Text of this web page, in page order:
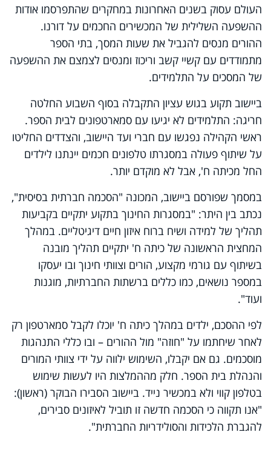
העולם עסוק בשנים האחרונות במחקרים שהתפרסמו אודות
ההשפעה השלילית של המכשירים החכמים על דורנו.
ההורים מנסים להגביל את שעות המסך, בתי הספר
מתמודדים עם קשיי קשב וריכוז ומנסים לצמצם את ההשפעה
של המסכים על התלמידים.
ביישוב תקוע בגוש עציון התקבלה בסוף השבוע החלטה
חריגה: התלמידים לא יגיעו עם סמארטפונים לבית הספר.
ראשי הקהילה נפגשו עם חברי ועד היישוב, והצדדים החליטו
על שיתוף פעולה במסגרתו טלפונים חכמים יינתנו לילדים
החל מכיתה ח', אבל לא מוקדם יותר.
במסמך שפורסם ביישוב, המכונה "הסכמה חברתית בסיסית",
נכתב בין היתר: "במסגרות החינוך בתקוע יתקיים בקביעות
תהליך של למידה ושיח ברוח איזון חיים דיגיטליים. במהלך
המחצית הראשונה של כיתה ח' יתקיים תהליך מובנה
בשיתוף עם גורמי מקצוע, הורים וצוותי חינוך ובו יעסקו
במספר נושאים, כמו כללים ברשתות החברתיות, מוגנות
ועוד".
לפי ההסכם, ילדים במהלך כיתה ח' יוכלו לקבל סמארטפון רק
לאחר שיחתמו על "חוזה" מול ההורים – ובו כללי התנהגות
מוסכמים. גם אם יקבלו, השימוש ילווה על ידי צוותי המורים
והנהלת בית הספר. חלק מההמלצות היו לעשות שימוש
בטלפון קווי ולא במכשיר נייד. ביישוב הסבירו הבוקר (ראשון):
"אנו תקווה כי הסכמה חדשה זו תוביל לאיזונים סבירים,
להגברת הלכידות והסולידריות החברתית".